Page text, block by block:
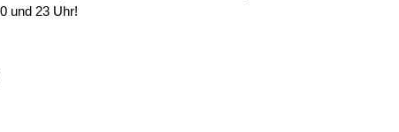
und 23 Uhr!